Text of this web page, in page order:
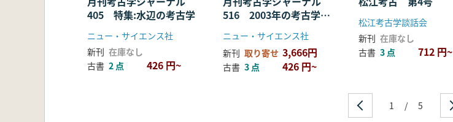
405 特集:水辺の考古学
ニュー・サイエンス社
新刊 在庫なし
古書 2 点 426 円~
516 2003年の考古学界
ニュー・サイエンス社
新刊 取り寄せ 3,666円
古書 3 点 426 円~
松江考古学談話会
新刊 在庫なし
古書 3 点 712 円~
1 / 5